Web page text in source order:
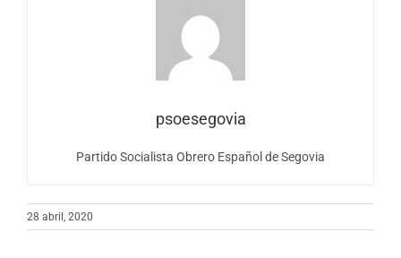
psoesegovia
Partido Socialista Obrero Español de Segovia
28 abril, 2020